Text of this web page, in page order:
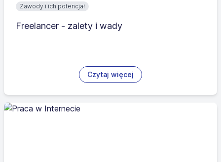
Zawody i ich potencjał
Freelancer - zalety i wady
Czytaj więcej